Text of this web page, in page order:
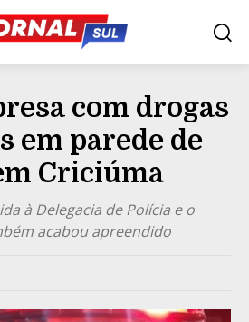
com drogas
em parede de
Criciúma
à Delegacia de Polícia e o
acabou apreendido